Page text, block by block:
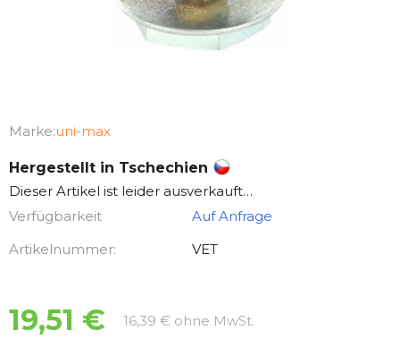
Marke:uni-max
Hergestellt in Tschechien
Dieser Artikel ist leider ausverkauft…
Verfügbarkeit
Auf Anfrage
Artikelnummer:
VET
19,51 € 16,39 € ohne MwSt.